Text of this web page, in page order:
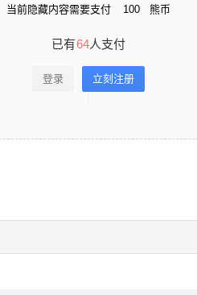
当前隐藏内容需要支付 100 熊币
已有64人支付
登录 立刻注册